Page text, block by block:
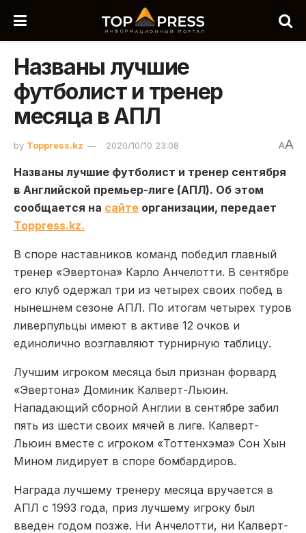
Названы лучшие
футболист и тренер
месяца в АПЛ
by Toppress.kz 2020/10/10 23:08 AA
Названы лучшие футболист и тренер сентября
в Английской премьер-лиге (АПЛ). Об этом
сообщается на сайте организации, передает
Toppress.kz.
В споре наставников команд победил главный
тренер «Эвертона» Карло Анчелотти. В сентябре
его клуб одержал три из четырех своих побед в
нынешнем сезоне АПЛ. По итогам четырех туров
ливерпульцы имеют в активе 12 очков и
единолично возглавляют турнирную таблицу.
Лучшим игроком месяца был признан форвард
«Эвертона» Доминик Калверт-Льюин.
Нападающий сборной Англии в сентябре забил
пять из шести своих мячей в лиге. Калверт-
Льюин вместе с игроком «Тоттенхэма» Сон Хын
Мином лидирует в споре бомбардиров.
Награда лучшему тренеру месяца вручается в
АПЛ с 1993 года, приз лучшему игроку был
введен годом позже. Ни Анчелотти, ни Калверт-